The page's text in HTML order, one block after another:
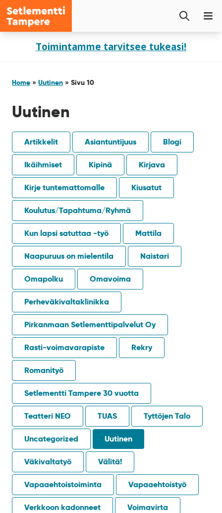
sisältöönToimintamme tarvitsee tukeasi!
Setlementti
Tampere
Etsi
Home » Uutinen » Sivu 10
Uutinen
Artikkelit Asiantuntijuus Blogi
Ikäihmiset Kipinä Kirjava
Kirje tuntemattomalle Kiusatut
Koulutus/Tapahtuma/Ryhmä
Kun lapsi satuttaa -työ Mattila
Naapuruus on mielentila Naistari
Omapolku Omavoima
Perheväkivaltaklinikka
Pirkanmaan Setlementtipalvelut Oy
Rasti-voimavarapiste Rekry
Romanityö
Setlementti Tampere 30 vuotta
Teatteri NEO TUAS Tyttöjen Talo
Uncategorized Uutinen
Väkivaltatyö Välitä!
Vapaaehtoistoiminta Vapaaehtoistyö
Verkkoon kadonneet Voimavirta